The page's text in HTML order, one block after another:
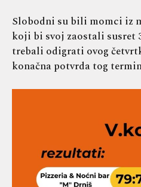
Slobodni su bili momci iz
koji bi svoj zaostali susret
trebali odigrati ovog
konačna potvrda tog